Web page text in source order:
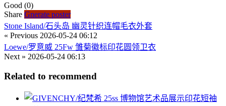
Good (0)
Share Gnerate poster
Stone Island/石头岛 幽灵针织连帽毛衣外套
« Previous 2026-05-24 06:12
Loewe/罗意威 25Fw 雏菊徽标印花圆领卫衣
Next » 2026-05-24 06:13
Related to recommend